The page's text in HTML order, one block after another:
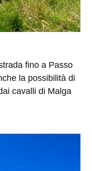
fino a Passo
la possibilità di
cavalli di Malga